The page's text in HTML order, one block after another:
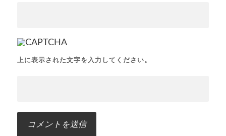
上に表示された文字を入力してください。